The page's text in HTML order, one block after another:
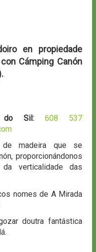
en propiedade
Cámping Canón
do Sil:
608 537
de madeira que se
proporcionándonos
verticalidade das
nomes de A Mirada
doutra fantástica